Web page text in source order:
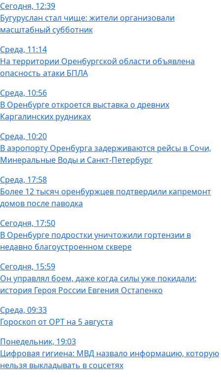
Сегодня, 12:39
Бугуруслан стал чище: жители организовали
масштабный субботник
Среда, 11:14
На территории Оренбургской области объявлена
опасность атаки БПЛА
Среда, 10:56
В Оренбурге откроется выставка о древних
Каргалинских рудниках
Среда, 10:20
В аэропорту Оренбурга задерживаются рейсы в Сочи,
Минеральные Воды и Санкт-Петербург
Среда, 17:58
Более 12 тысяч оренбуржцев подтвердили капремонт
домов после паводка
Сегодня, 17:50
В Оренбурге подростки уничтожили гортензии в
недавно благоустроенном сквере
Сегодня, 15:59
Он управлял боем, даже когда силы уже покидали:
история Героя России Евгения Остапенко
Среда, 09:33
Гороскоп от ОРТ на 5 августа
Понедельник, 19:03
Цифровая гигиена: МВД назвало информацию, которую
нельзя выкладывать в соцсетях